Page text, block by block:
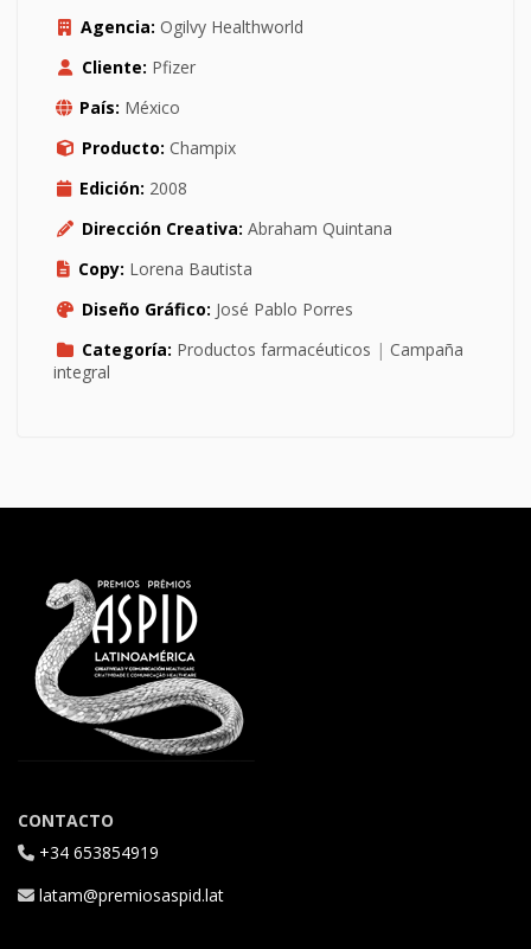
Agencia: Ogilvy Healthworld
Cliente: Pfizer
País: México
Producto: Champix
Edición: 2008
Dirección Creativa: Abraham Quintana
Copy: Lorena Bautista
Diseño Gráfico: José Pablo Porres
Categoría: Productos farmacéuticos | Campaña
integral
CONTACTO
+34 653854919
latam@premiosaspid.lat